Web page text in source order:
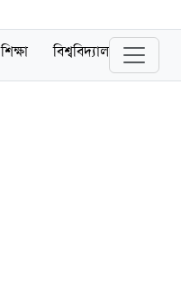
শিক্ষা বিশ্ববিদ্যালয়